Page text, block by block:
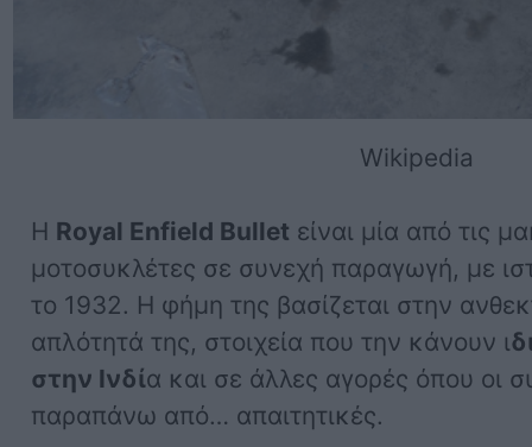
Wikipedia
Η Royal Enfield Bullet είναι μία από τις
μοτοσυκλέτες σε συνεχή παραγωγή, με
το 1932. Η φήμη της βασίζεται στην
απλότητά της, στοιχεία που την κάνουν ι
στην Ινδία και σε άλλες αγορές όπου οι
παραπάνω από… απαιτητικές.